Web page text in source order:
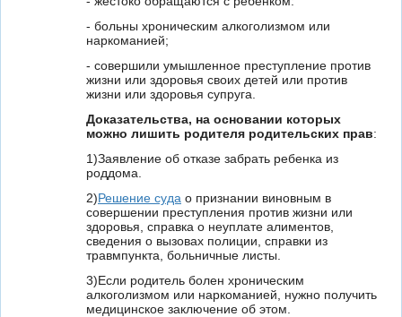
- больны хроническим алкоголизмом или
наркоманией;
- совершили умышленное преступление против
жизни или здоровья своих детей или против
жизни или здоровья супруга.
Доказательства, на основании которых
можно лишить родителя родительских прав:
1)Заявление об отказе забрать ребенка из
роддома.
2)Решение суда о признании виновным в
совершении преступления против жизни или
здоровья, справка о неуплате алиментов,
сведения о вызовах полиции, справки из
травмпункта, больничные листы.
3)Если родитель болен хроническим
алкоголизмом или наркоманией, нужно получить
медицинское заключение об этом.